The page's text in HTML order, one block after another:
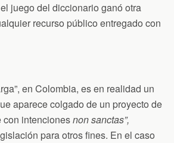
juego del diccionario ganó otra
recurso público entregado con
en Colombia, es en realidad un
aparece colgado de un proyecto de
con intencionesnon sanctas”,
para otros fines. En el caso